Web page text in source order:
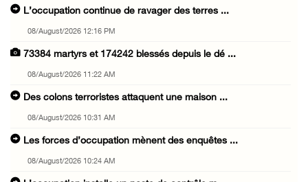
L’occupation continue de ravager des terres ...
08/August/2026 12:16 PM
73384 martyrs et 174242 blessés depuis le dé ...
08/August/2026 11:22 AM
Des colons terroristes attaquent une maison ...
08/August/2026 10:31 AM
Les forces d’occupation mènent des enquêtes ...
08/August/2026 10:24 AM